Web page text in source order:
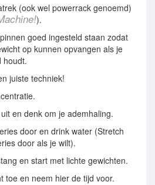
(ook wel powerrack genoemd)
).
goed ingesteld staan zodat
op kunnen opvangen als je
houdt.
juiste techniek!
en denk om je ademhaling.
door en drink water (Stretch
door als je wilt).
en start met lichte gewichten.
toe en neem hier de tijd voor.